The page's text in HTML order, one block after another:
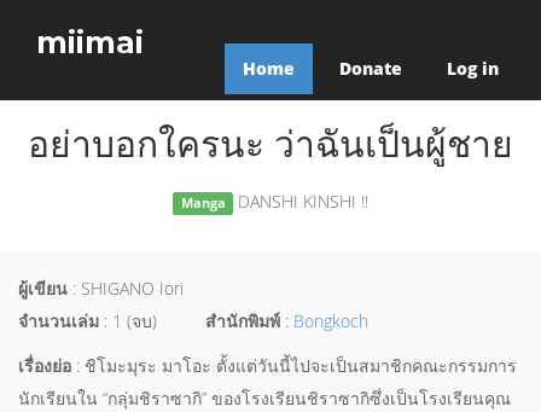
miimai
Home Donate Log in
อย่าบอกใครนะ ว่าฉันเป็นผู้ชาย
Manga DANSHI KINSHI !!
ผู้เขียน : SHIGANO Iori
จำนวนเล่ม : 1 (จบ) สำนักพิมพ์ : Bongkoch
เรื่องย่อ : ชิโมะมุระ มาโอะ ตั้งแต่วันนี้ไปจะเป็นสมาชิกคณะกรรมการ
นักเรียนใน “กลุ่มชิราซากิ” ของโรงเรียนชิราซากิซึ่งเป็นโรงเรียนคุณ